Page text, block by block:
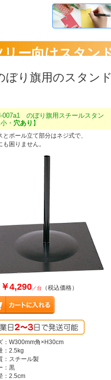
リー向けスタン
ぼり旗用のスタン
007a1 のぼり旗用スチールスタン
・ 穴あり 】
とポール立て部分はネジ式で、
も困りません。
￥4,290／台 （税込価格）
：W300mm角×H30cm
2.5kg
スチール製
：黒
2.5cm